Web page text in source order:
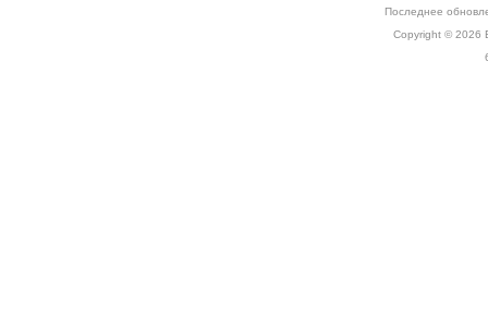
Последнее
Copyright © 2026